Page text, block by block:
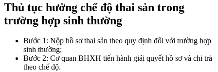
Thủ tục hưởng chế độ thai sản trong
trường hợp sinh thường
Bước 1: Nộp hồ sơ thai sản theo quy định đối với trường hợp
sinh thường;
Bước 2: Cơ quan BHXH tiến hành giải quyết hồ sơ và chi trả
theo chế độ.